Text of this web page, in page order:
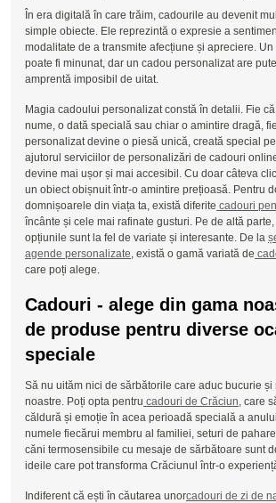
În era digitală în care trăim, cadourile au devenit
simple obiecte. Ele reprezintă o expresie a
modalitate de a transmite afecțiune și apreciere.
poate fi minunat, dar un cadou personalizat are
amprentă imposibil de uitat.
Magia cadoului personalizat constă în detalii. Fie
nume, o dată specială sau chiar o amintire dragă,
personalizat devine o piesă unică, creată special
ajutorul serviciilor de personalizări de cadouri
devine mai ușor și mai accesibil. Cu doar câteva
un obiect obișnuit într-o amintire prețioasă. Pentru
domnișoarele din viața ta, există diferite cadouri
încânte și cele mai rafinate gusturi. Pe de altă
opțiunile sunt la fel de variate și interesante. De la
agende personalizate, există o gamă variată de
care poți alege.
Cadouri - alege din gama
de produse pentru diverse
speciale
Să nu uităm nici de sărbătorile care aduc bucurie și
noastre. Poți opta pentru cadouri de Crăciun, care
căldură și emoție în acea perioadă specială a
numele fiecărui membru al familiei, seturi de
căni termosensibile cu mesaje de sărbătoare sunt
ideile care pot transforma Crăciunul într-o
Indiferent că ești în căutarea unorcadouri de zi de